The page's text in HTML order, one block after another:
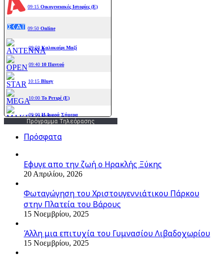
Πρόγραμμα Τηλεόρασης
Πρόσφατα
Εφυγε απο την ζωή o Ηρακλής Ξύκης
20 Απριλίου, 2026
Φωταγώγηση του Χριστουγεννιάτικου Πάρκου
στην Πλατεία του Βάρους
15 Νοεμβρίου, 2025
Άλλη μια επιτυχία του Γυμνασίου Λιβαδοχωρίου
15 Νοεμβρίου, 2025